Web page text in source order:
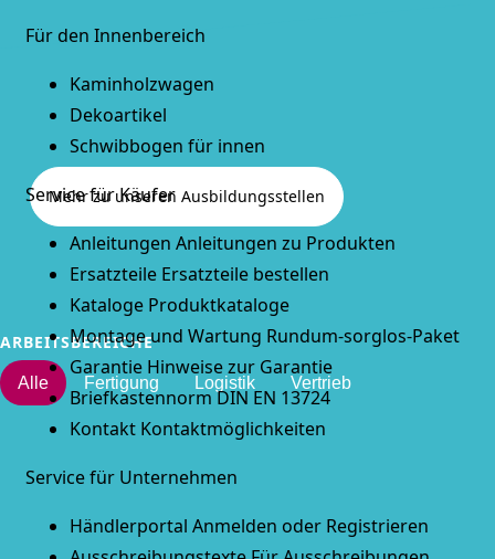
Für den Innenbereich
Kaminholzwagen
Dekoartikel
Schwibbogen für innen
Service für Käufer
Anleitungen Anleitungen zu Produkten
Ersatzteile Ersatzteile bestellen
Kataloge Produktkataloge
Montage und Wartung Rundum-sorglos-Paket
Garantie Hinweise zur Garantie
Briefkastennorm DIN EN 13724
Kontakt Kontaktmöglichkeiten
Service für Unternehmen
Händlerportal Anmelden oder Registrieren
Mehr zu unseren Ausbildungsstellen
ARBEITSBEREICHE
Fertigung Logistik Vertrieb
Alle